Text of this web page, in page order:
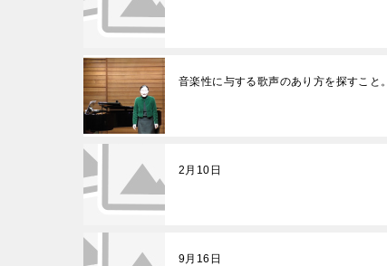
音楽性に与する歌声のあり方を探すこと。
2月10日
9月16日